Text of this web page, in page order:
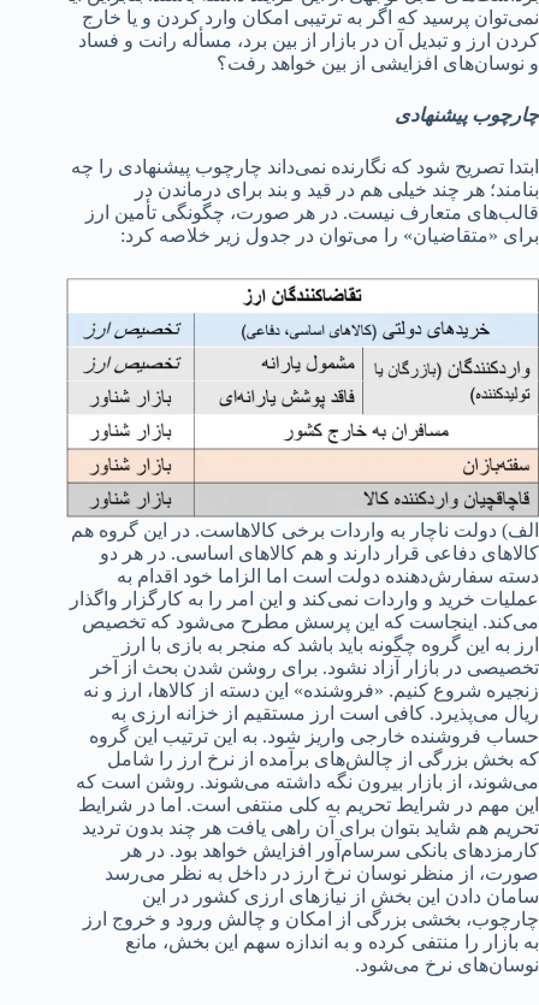
نمی‌توان پرسید که اگر به ترتیبی امکان وارد کردن و یا خارج
کردن ارز و تبدیل آن در بازار از بین برد، مسأله رانت و فساد
و نوسان‌های افزایشی از بین خواهد رفت؟
چارچوب پیشنهادی
ابتدا تصریح شود که نگارنده نمی‌داند چارچوب پیشنهادی را چه
بنامند؛ هر چند خیلی هم در قید و بند برای درماندن در
قالب‌های متعارف نیست. در هر صورت، چگونگی تأمین ارز
برای «متقاضیان» را می‌توان در جدول زیر خلاصه کرد:
الف) دولت ناچار به واردات برخی کالاهاست. در این گروه هم
کالاهای دفاعی قرار دارند و هم کالاهای اساسی. در هر دو
دسته سفارش‌دهنده دولت است اما الزاما خود اقدام به
عملیات خرید و واردات نمی‌کند و این امر را به کارگزار واگذار
می‌کند. اینجاست که این پرسش مطرح می‌شود که تخصیص
ارز به این گروه چگونه باید باشد که منجر به بازی با ارز
تخصیصی در بازار آزاد نشود. برای روشن شدن بحث از آخر
زنجیره شروع کنیم. «فروشنده» این دسته از کالاها، ارز و نه
ریال می‌پذیرد. کافی است ارز مستقیم از خزانه ارزی به
حساب فروشنده خارجی واریز شود. به این ترتیب این گروه
که بخش بزرگی از چالش‌های برآمده از نرخ ارز را شامل
می‌شوند، از بازار بیرون نگه داشته می‌شوند. روشن است که
این مهم در شرایط تحریم به کلی منتفی است. اما در شرایط
تحریم هم شاید بتوان برای آن راهی یافت هر چند بدون تردید
کارمزدهای بانکی سرسام‌آور افزایش خواهد بود. در هر
صورت، از منظر نوسان نرخ ارز در داخل به نظر می‌رسد
سامان دادن این بخش از نیازهای ارزی کشور در این
چارچوب، بخشی بزرگی از امکان و چالش ورود و خروج ارز
به بازار را منتفی کرده و به اندازه سهم این بخش، مانع
نوسان‌های نرخ می‌شود.